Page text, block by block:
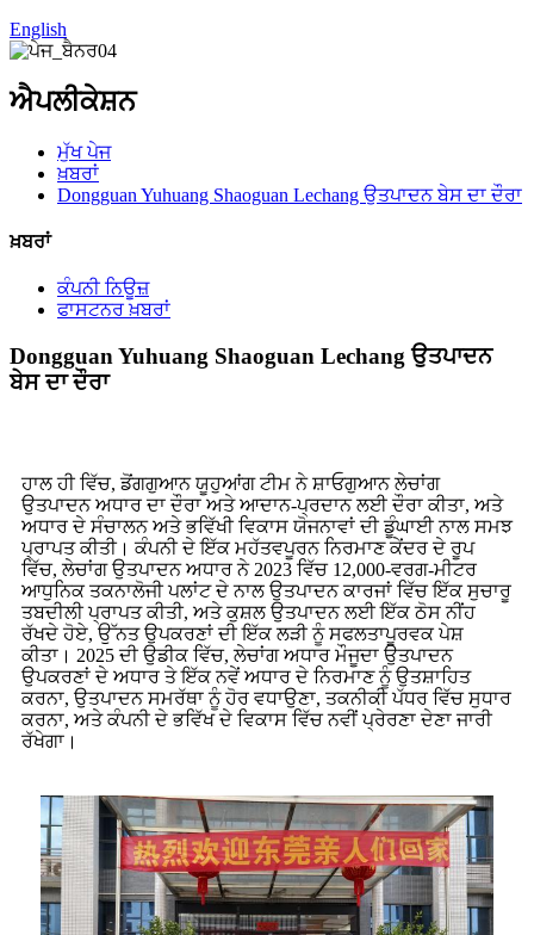
English
ਐਪਲੀਕੇਸ਼ਨ
ਮੁੱਖ ਪੇਜ
ਖ਼ਬਰਾਂ
Dongguan Yuhuang Shaoguan Lechang ਉਤਪਾਦਨ ਬੇਸ ਦਾ ਦੌਰਾ
ਖ਼ਬਰਾਂ
ਕੰਪਨੀ ਨਿਊਜ਼
ਫਾਸਟਨਰ ਖ਼ਬਰਾਂ
Dongguan Yuhuang Shaoguan Lechang ਉਤਪਾਦਨ
ਬੇਸ ਦਾ ਦੌਰਾ
ਹਾਲ ਹੀ ਵਿੱਚ, ਡੋਂਗਗੁਆਨ ਯੂਹੁਆਂਗ ਟੀਮ ਨੇ ਸ਼ਾਓਗੁਆਨ ਲੇਚਾਂਗ
ਉਤਪਾਦਨ ਅਧਾਰ ਦਾ ਦੌਰਾ ਅਤੇ ਆਦਾਨ-ਪ੍ਰਦਾਨ ਲਈ ਦੌਰਾ ਕੀਤਾ, ਅਤੇ
ਅਧਾਰ ਦੇ ਸੰਚਾਲਨ ਅਤੇ ਭਵਿੱਖੀ ਵਿਕਾਸ ਯੋਜਨਾਵਾਂ ਦੀ ਡੂੰਘਾਈ ਨਾਲ ਸਮਝ
ਪ੍ਰਾਪਤ ਕੀਤੀ। ਕੰਪਨੀ ਦੇ ਇੱਕ ਮਹੱਤਵਪੂਰਨ ਨਿਰਮਾਣ ਕੇਂਦਰ ਦੇ ਰੂਪ
ਵਿੱਚ, ਲੇਚਾਂਗ ਉਤਪਾਦਨ ਅਧਾਰ ਨੇ 2023 ਵਿੱਚ 12,000-ਵਰਗ-ਮੀਟਰ
ਆਧੁਨਿਕ ਤਕਨਾਲੋਜੀ ਪਲਾਂਟ ਦੇ ਨਾਲ ਉਤਪਾਦਨ ਕਾਰਜਾਂ ਵਿੱਚ ਇੱਕ ਸੁਚਾਰੂ
ਤਬਦੀਲੀ ਪ੍ਰਾਪਤ ਕੀਤੀ, ਅਤੇ ਕੁਸ਼ਲ ਉਤਪਾਦਨ ਲਈ ਇੱਕ ਠੋਸ ਨੀਂਹ
ਰੱਖਦੇ ਹੋਏ, ਉੱਨਤ ਉਪਕਰਣਾਂ ਦੀ ਇੱਕ ਲੜੀ ਨੂੰ ਸਫਲਤਾਪੂਰਵਕ ਪੇਸ਼
ਕੀਤਾ। 2025 ਦੀ ਉਡੀਕ ਵਿੱਚ, ਲੇਚਾਂਗ ਅਧਾਰ ਮੌਜੂਦਾ ਉਤਪਾਦਨ
ਉਪਕਰਣਾਂ ਦੇ ਅਧਾਰ ਤੇ ਇੱਕ ਨਵੇਂ ਅਧਾਰ ਦੇ ਨਿਰਮਾਣ ਨੂੰ ਉਤਸ਼ਾਹਿਤ
ਕਰਨਾ, ਉਤਪਾਦਨ ਸਮਰੱਥਾ ਨੂੰ ਹੋਰ ਵਧਾਉਣਾ, ਤਕਨੀਕੀ ਪੱਧਰ ਵਿੱਚ ਸੁਧਾਰ
ਕਰਨਾ, ਅਤੇ ਕੰਪਨੀ ਦੇ ਭਵਿੱਖ ਦੇ ਵਿਕਾਸ ਵਿੱਚ ਨਵੀਂ ਪ੍ਰੇਰਣਾ ਦੇਣਾ ਜਾਰੀ
ਰੱਖੇਗਾ।